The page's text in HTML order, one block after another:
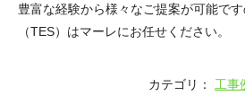
豊富な経験から様々なご提案が可能で
（TES）はマーレにお任せください。
カテゴリ： 工事